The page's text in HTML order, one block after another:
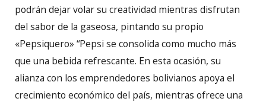
podrán dejar volar su creatividad mientras disfrutan
del sabor de la gaseosa, pintando su propio
«Pepsiquero» “Pepsi se consolida como mucho más
que una bebida refrescante. En esta ocasión, su
alianza con los emprendedores bolivianos apoya el
crecimiento económico del país, mientras ofrece una